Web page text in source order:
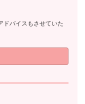
ドバイスもさせていた